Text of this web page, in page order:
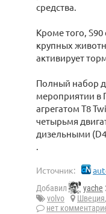
средства.
Кроме того,
крупных
активирует
Полный набор
мероприятии в
агрегатом T8
четырьмя
дизельными (D4
.
Источник:
Добавил yache
volvo
Швеция,
нет